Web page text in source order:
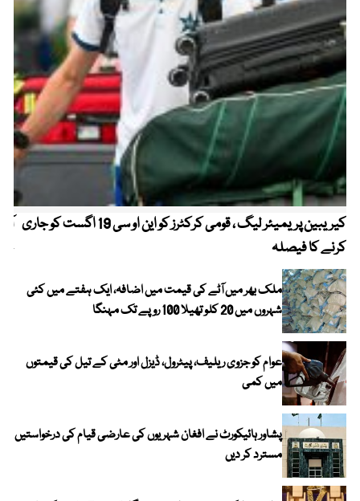
کیریبین پریمیئر لیگ ، قومی کرکٹرز کو این او سی 19 اگست کو جاری
کرنے کا فیصلہ
ملک بھر میں آٹے کی قیمت میں اضافہ، ایک ہفتے میں کئی
شہروں میں 20 کلو تھیلا 100 روپے تک مہنگا
عوام کو جزوی ریلیف، پیٹرول، ڈیزل اور مٹی کے تیل کی قیمتوں
میں کمی
پشاور ہائیکورٹ نے افغان شہریوں کی عارضی قیام کی درخواستیں
مسترد کر دیں